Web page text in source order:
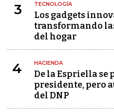
3 TECNOLOGÍA
Los gadgets
transformando
del hogar
4 HACIENDA
De la Espriella se
presidente, pero
del DNP